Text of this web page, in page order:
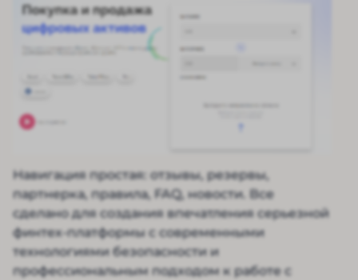
Навигация простая: отзывы, резервы,
партнерка, правила, FAQ, новости. Все
сделано для создания впечатления серьезной
финтех-платформы с современными
технологиями безопасности и
профессиональным подходом к работе с